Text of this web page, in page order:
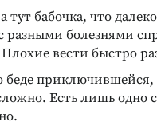
тут бабочка, что
разными болезнями
Плохие вести быстро
беде приключившейся,
Есть лишь одно